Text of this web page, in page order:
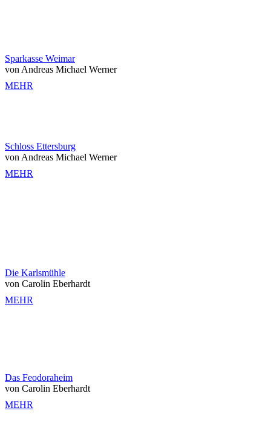
Sparkasse Weimar
von Andreas Michael Werner
MEHR
Schloss Ettersburg
von Andreas Michael Werner
MEHR
Die Karlsmühle
von Carolin Eberhardt
MEHR
Das Feodoraheim
von Carolin Eberhardt
MEHR